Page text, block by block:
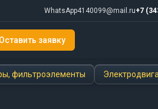
WhatsApp4140099@mail.ru+7
Оставить заявку
фильтроэлементы